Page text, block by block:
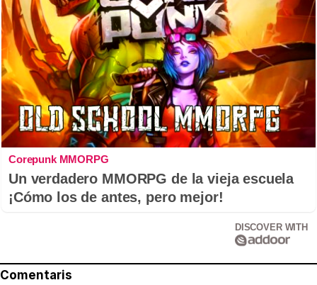
Corepunk MMORPG
Un verdadero MMORPG de la vieja escuela
¡Cómo los de antes, pero mejor!
DISCOVER WITH
Comentaris